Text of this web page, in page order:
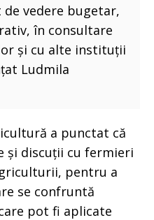
vedere bugetar,
în consultare
și cu alte instituții
Ludmila
a punctat că
și discuții cu fermieri
pentru a
se confruntă
pot fi aplicate